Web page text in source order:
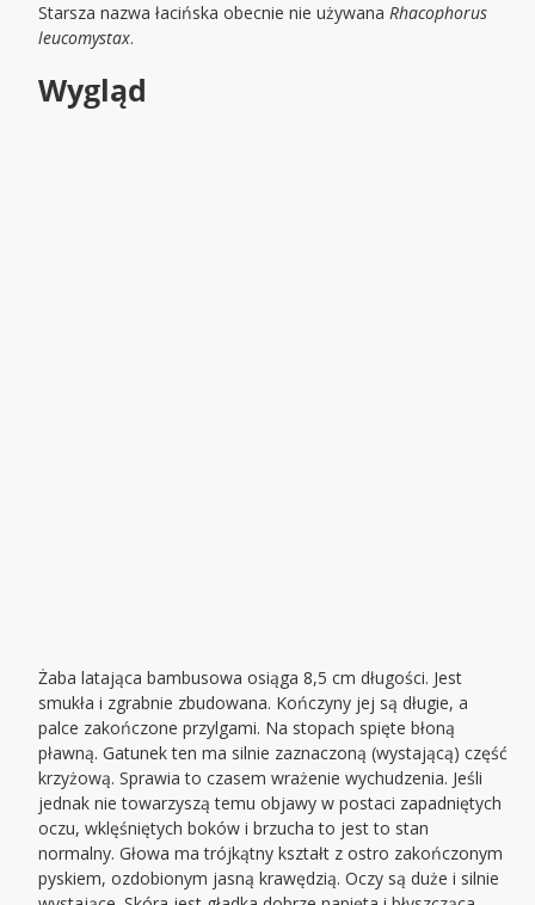
Starsza nazwa łacińska obecnie nie używanaRhacophorus
leucomystax.
Wygląd
Żaba latająca bambusowa osiąga 8,5 cm długości. Jest
smukła i zgrabnie zbudowana. Kończyny jej są długie, a
palce zakończone przylgami. Na stopach spięte błoną
pławną. Gatunek ten ma silnie zaznaczoną (wystającą) część
krzyżową. Sprawia to czasem wrażenie wychudzenia. Jeśli
jednak nie towarzyszą temu objawy w postaci zapadniętych
oczu, wklęśniętych boków i brzucha to jest to stan
normalny. Głowa ma trójkątny kształt z ostro zakończonym
pyskiem, ozdobionym jasną krawędzią. Oczy są duże i silnie